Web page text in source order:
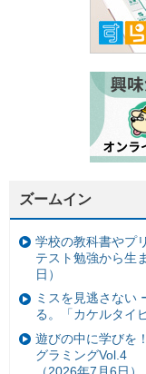
ズームイン
学校の教科書やプ
テスト勉強から生
日）
ミスを見逃さない
る。「カケルタイ
遊びの中に学びを
グラミングVol.4